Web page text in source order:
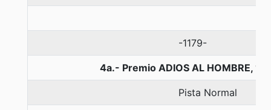
-1179-
4a.- Premio ADIOS AL HOMBRE,
Pista Normal